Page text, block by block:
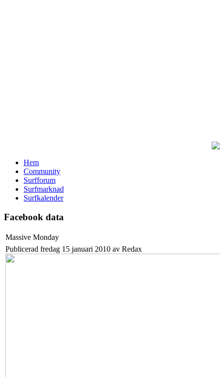
Hem
Community
Surfforum
Surfmarknad
Surfkalender
Facebook data
Massive Monday
Publicerad fredag 15 januari 2010 av Redax